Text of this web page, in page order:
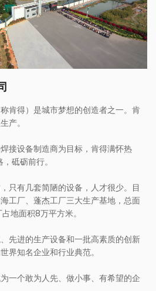
肯得）是城市梦想的创造者之一。肯
产。
接设备制造商为目标，肯得满怀热
砥砺前行。
只有几套简陋的设备，人才很少。目
工厂、蓬杰工厂三大生产基地，总面
地面积8万平方米。
先进的生产设备和一批高素质的创新
界知名企业和行业典范。
一个敢为人先、做小事、有希望的企